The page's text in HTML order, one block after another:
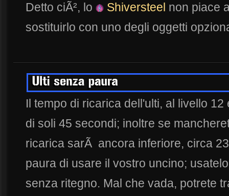
Detto ciÃ², lo
Shiversteel non piace
sostituirlo con uno degli oggetti
Il tempo di ricarica dell'ulti, al livello
di soli 45 secondi; inoltre se
ricarica sarÃ ancora inferiore, circa
paura di usare il vostro uncino;
senza ritegno. Mal che vada, potrete